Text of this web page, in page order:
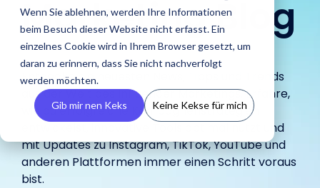
Wenn Sie ablehnen, werden Ihre Informationen
beim Besuch dieser Website nicht erfasst. Ein
einzelnes Cookie wird in Ihrem Browser gesetzt, um
daran zu erinnern, dass Sie nicht nachverfolgt
werden möchten.
Gib mir nen Keks Keine Kekse für mich
Finde Creator
Finde starke
Influencer und
Creator weltweit
mit der KI-
gestützten
IROIN®.
Analysiere
Zielgruppen
Vermeide Fake
Following und lerne
schon vor Beginn
einer Kooperation
Influencer.
CRM
Finde heraus
wie IROIN®
Agenturen bei
der
Umsetzung
von Influencer
Kampagnen
Finde
heraus wie
IROIN®
Marken bei
Umsetzung
ihrer
in-house
unterstützt.
Blog
In unserem Blog
aktuelle Artikel
und spannende
Beiträge rund
um Influencer
IROINs®
Rising Stars
Zehn Creator,
die uns diesen
auf Instagram,
TikTok, Twitch &
YouTube
haben.
Guides &
Reports
Tipps für
erfolgreiches
Marketing.
Das sind wir
Einblick in unser
Unternehmen wir
stellen uns vor.
Karriere
Traumkarrieren
Entdecke deine
Zukunft.
Marketing Blog
Entdecke die neuesten News, Tipps und Trends
aus der Welt des Influencer Marketings. Erfahre,
wie du erfolgreiche Kampagnenstrategien
entwickelst, innovative Tools optimal nutzt und
mit Updates zuInstagram,TikTok,YouTubeund
anderen Plattformen immer einen Schritt voraus
bist.